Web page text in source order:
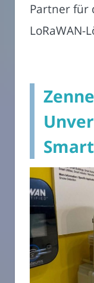
Partner für
LoRaWAN-